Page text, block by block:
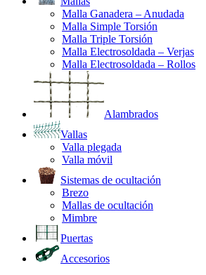
Malla Ganadera – Anudada
Malla Simple Torsión
Malla Triple Torsión
Malla Electrosoldada – Verjas
Malla Electrosoldada – Rollos
Alambrados
Vallas
Valla plegada
Valla móvil
Sistemas de ocultación
Brezo
Mallas de ocultación
Mimbre
Puertas
Accesorios